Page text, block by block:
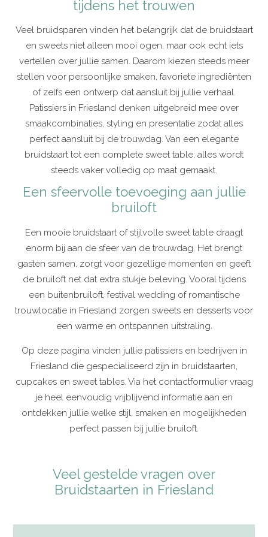
tijdens het trouwen
Veel bruidsparen vinden het belangrijk dat de bruidstaart
en sweets niet alleen mooi ogen, maar ook echt iets
vertellen over jullie samen. Daarom kiezen steeds meer
stellen voor persoonlijke smaken, favoriete ingrediënten
of zelfs een ontwerp dat aansluit bij jullie verhaal.
Patissiers in Friesland denken uitgebreid mee over
smaakcombinaties, styling en presentatie zodat alles
perfect aansluit bij de trouwdag. Van een elegante
bruidstaart tot een complete sweet table; alles wordt
steeds vaker volledig op maat gemaakt.
Een sfeervolle toevoeging aan jullie
bruiloft
Een mooie bruidstaart of stijlvolle sweet table draagt
enorm bij aan de sfeer van de trouwdag. Het brengt
gasten samen, zorgt voor gezellige momenten en geeft
de bruiloft net dat extra stukje beleving. Vooral tijdens
een buitenbruiloft, festival wedding of romantische
trouwlocatie in Friesland zorgen sweets en desserts voor
een warme en ontspannen uitstraling.
Op deze pagina vinden jullie patissiers en bedrijven in
Friesland die gespecialiseerd zijn in bruidstaarten,
cupcakes en sweet tables. Via het contactformulier vraag
je heel eenvoudig vrijblijvend informatie aan en
ontdekken jullie welke stijl, smaken en mogelijkheden
perfect passen bij jullie bruiloft.
Veel gestelde vragen over
Bruidstaarten in Friesland